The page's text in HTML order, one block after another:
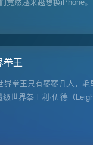
然越来越想换iPhone。
拳王
拳王只有寥寥几人，毛
世界拳王利·伍德（